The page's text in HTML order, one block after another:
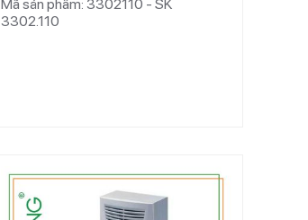
Mã sản phẩm: 3302110 - SK
3302.110